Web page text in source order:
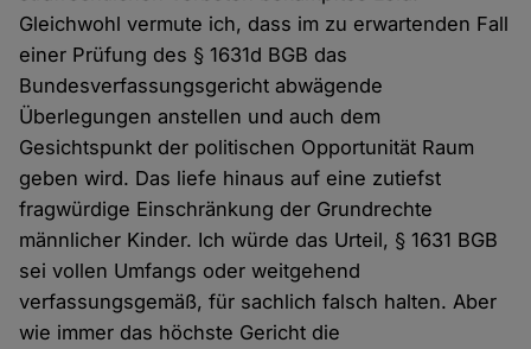
Gleichwohl vermute ich, dass im zu erwartenden Fall
einer Prüfung des § 1631d BGB das
Bundesverfassungsgericht abwägende
Überlegungen anstellen und auch dem
Gesichtspunkt der politischen Opportunität Raum
geben wird. Das liefe hinaus auf eine zutiefst
fragwürdige Einschränkung der Grundrechte
männlicher Kinder. Ich würde das Urteil, § 1631 BGB
sei vollen Umfangs oder weitgehend
verfassungsgemäß, für sachlich falsch halten. Aber
wie immer das höchste Gericht die